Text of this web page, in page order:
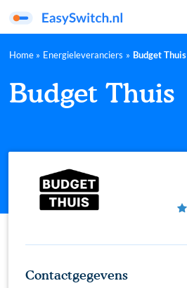
Home » Energieleveranciers » Budget Thuis
Budget Thuis
Contactgegevens